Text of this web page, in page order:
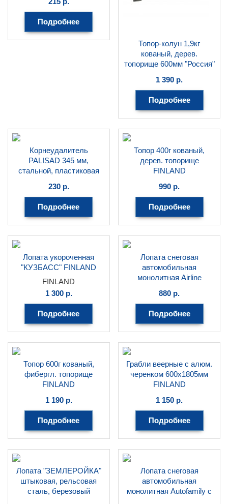
PALISAD
Подробнее
Топор-колун 1,9кг
кованый, дерев.
топорище 600мм "Россия"
РОССИЯ
1 390 р.
Подробнее
Корнеудалитель
PALISAD 345 мм,
стальной, пластиковая
PALISAD
230р.
Подробнее
Топор 400г кованый,
дерев. топорище
FINLAND
FINLAND
990 р.
Подробнее
Лопата укороченная
"КУЗБАСС" FINLAND
FINLAND
1 300р.
Подробнее
Лопата снеговая
автомобильная
монолитная Airline
880 р.
Подробнее
Топор 600г кованый,
фибергл. топорище
FINLAND
FINLAND
1 190р.
Подробнее
Грабли веерные с алюм.
черенком 600х1805мм
FINLAND
FINLAND
1 150 р.
Подробнее
Лопата "ЗЕМЛЕРОЙКА"
штыковая, рельсовая
сталь, березовый
Лопата снеговая
автомобильная
монолитная Autofamily с